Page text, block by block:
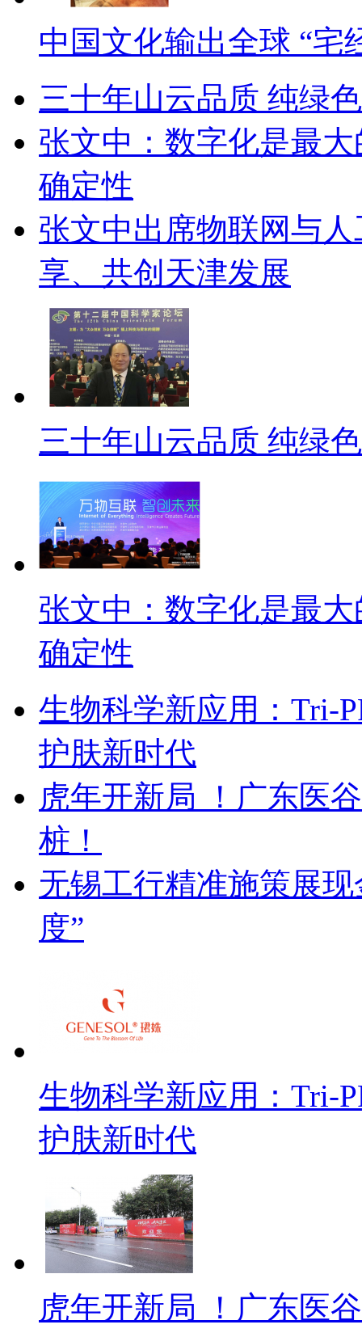
中国文化输出全球 “宅
三十年山云品质 纯绿
张文中：数字化是最
确定性
张文中出席物联网与
享、共创天津发展
三十年山云品质 纯绿
张文中：数字化是最
确定性
生物科学新应用：Tri-
护肤新时代
虎年开新局 ！广东医
桩！
无锡工行精准施策展
度”
生物科学新应用：Tri-
护肤新时代
虎年开新局 ！广东医